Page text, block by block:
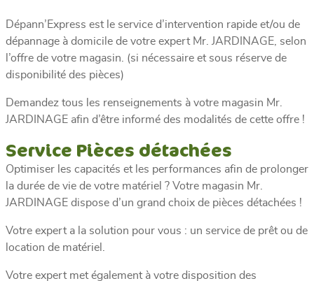
Dépann’Express est le service d’intervention rapide et/ou de
dépannage à domicile de votre expert Mr. JARDINAGE, selon
l’offre de votre magasin. (si nécessaire et sous réserve de
disponibilité des pièces)
Demandez tous les renseignements à votre magasin Mr.
JARDINAGE afin d’être informé des modalités de cette offre !
Service Pièces détachées
Optimiser les capacités et les performances afin de prolonger
la durée de vie de votre matériel ? Votre magasin Mr.
JARDINAGE dispose d’un grand choix de pièces détachées !
Votre expert a la solution pour vous : un service de prêt ou de
location de matériel.
Votre expert met également à votre disposition des